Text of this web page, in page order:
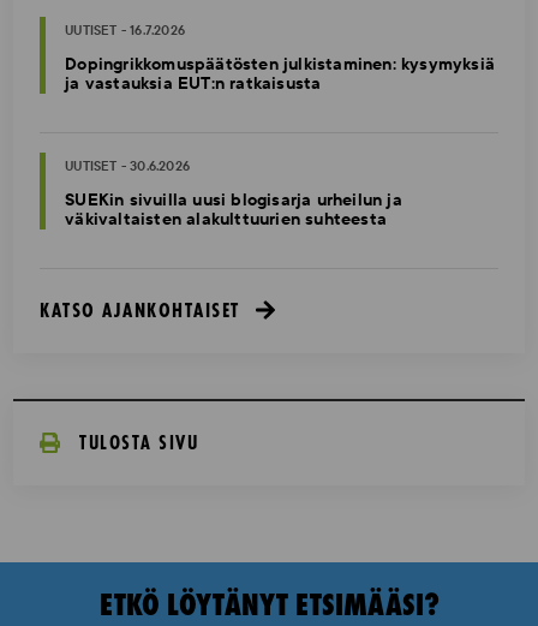
UUTISET - 16.7.2026
Dopingrikkomuspäätösten julkistaminen: kysymyksiä
ja vastauksia EUT:n ratkaisusta
UUTISET - 30.6.2026
SUEKin sivuilla uusi blogisarja urheilun ja
väkivaltaisten alakulttuurien suhteesta
KATSO AJANKOHTAISET
TULOSTA SIVU
ETKÖ LÖYTÄNYT ETSIMÄÄSI?